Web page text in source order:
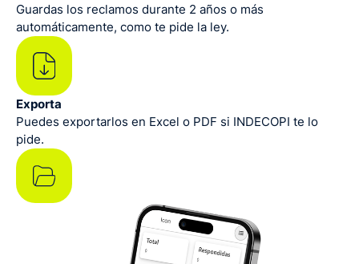
Guardas los reclamos durante 2 años o más
automáticamente, como te pide la ley.
Exporta
Puedes exportarlos en Excel o PDF si INDECOPI te lo
pide.